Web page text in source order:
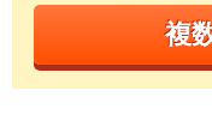
複